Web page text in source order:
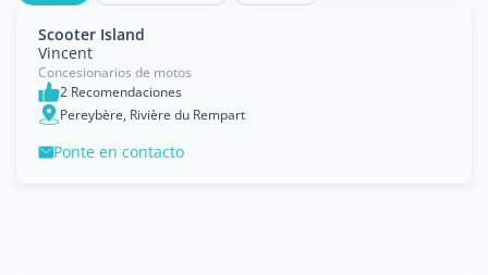
Scooter Island
Vincent
Concesionarios de motos
2 Recomendaciones
Pereybère, Rivière du Rempart
Ponte en contacto